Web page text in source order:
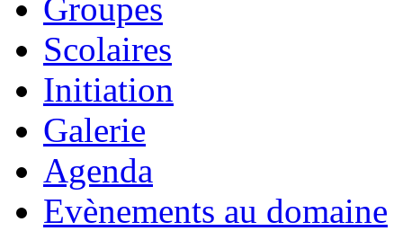
Groupes
Scolaires
Initiation
Galerie
Agenda
Evènements au domaine